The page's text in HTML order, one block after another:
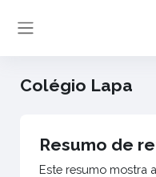
Colégio Lapa
Resumo de
Este resumo mostra